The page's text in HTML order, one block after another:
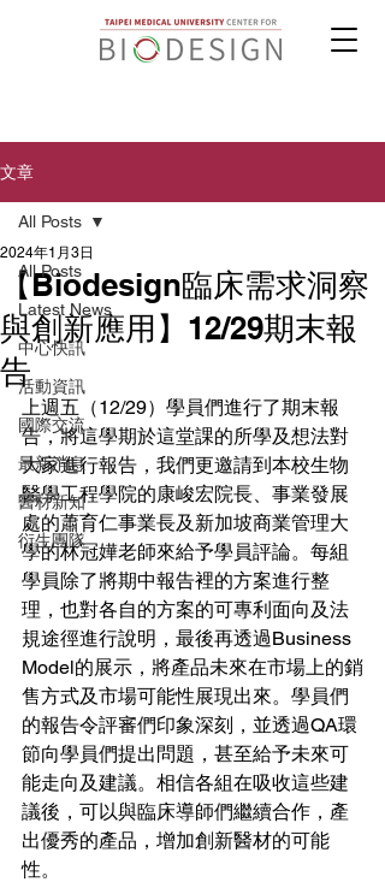
文章
All Posts
Latest News
中心快訊
活動資訊
國際交流
最新消息
醫材新知
衍生團隊
All Posts
【Biodesign臨床需求洞察
與創新應用】12/29期末報
告
2024年1月3日
上週五（12/29）學員們進行了期末報
告，將這學期於這堂課的所學及想法對
大家進行報告，我們更邀請到本校生物
醫學工程學院的康峻宏院長、事業發展
處的蕭育仁事業長及新加坡商業管理大
學的林冠嬅老師來給予學員評論。每組
學員除了將期中報告裡的方案進行整
理，也對各自的方案的可專利面向及法
規途徑進行說明，最後再透過Business
Model的展示，將產品未來在市場上的銷
售方式及市場可能性展現出來。學員們
的報告令評審們印象深刻，並透過QA環
節向學員們提出問題，甚至給予未來可
能走向及建議。相信各組在吸收這些建
議後，可以與臨床導師們繼續合作，產
出優秀的產品，增加創新醫材的可能
性。